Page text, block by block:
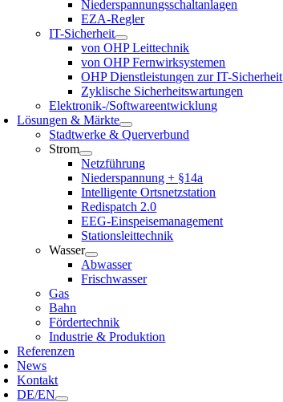
Niederspannungsschaltanlagen
EZA-Regler
IT-Sicherheit
von OHP Leittechnik
von OHP Fernwirksystemen
OHP Dienstleistungen zur IT-Sicherheit
Zyklische Sicherheitswartungen
Elektronik-/Softwareentwicklung
Lösungen & Märkte
Stadtwerke & Querverbund
Strom
Netzführung
Niederspannung + §14a
Intelligente Ortsnetzstation
Redispatch 2.0
EEG-Einspeisemanagement
Stationsleittechnik
Wasser
Abwasser
Frischwasser
Gas
Bahn
Fördertechnik
Industrie & Produktion
Referenzen
News
Kontakt
DE/EN